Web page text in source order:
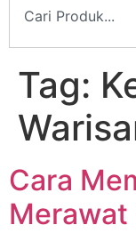
Tag:
Cara